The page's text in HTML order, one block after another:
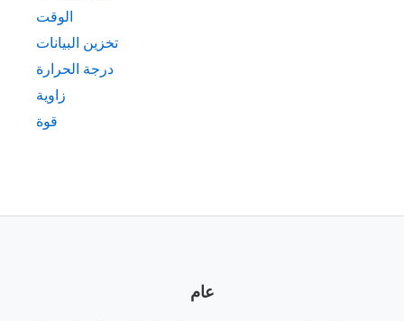
الوقت
تخزين البيانات
درجة الحرارة
زاوية
قوة
عام